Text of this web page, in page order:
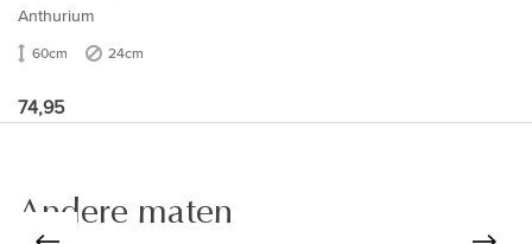
Anthurium
60cm 24cm
74,95
Andere maten